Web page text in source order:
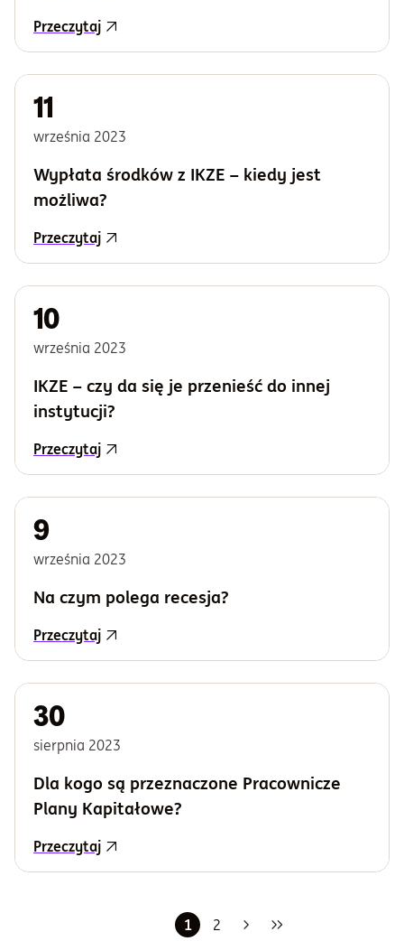
Przeczytaj
11
września 2023
Wypłata środków z IKZE – kiedy jest
możliwa?
Przeczytaj
10
września 2023
IKZE – czy da się je przenieść do innej
instytucji?
Przeczytaj
9
września 2023
Na czym polega recesja?
Przeczytaj
30
sierpnia 2023
Dla kogo są przeznaczone Pracownicze
Plany Kapitałowe?
Przeczytaj
1 2
NastępnaOstatnia